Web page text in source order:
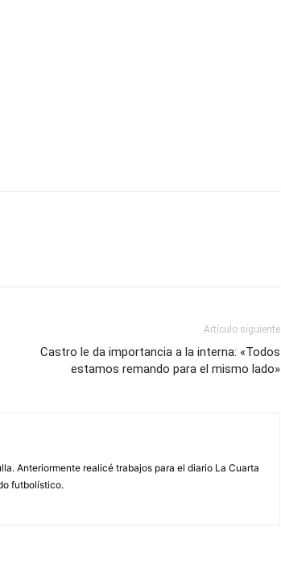
Artículo siguiente
Castro le da importancia a la interna: «Todos
estamos remando para el mismo lado»
Anteriormente realicé trabajos para el diario La Cuarta
futbolístico.